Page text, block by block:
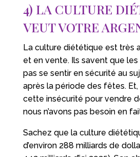
4) LA CULTURE
VEUT VOTRE
La culture diététique est très
et en vente. Ils savent que
pas se sentir en sécurité au
après la période des fêtes.
cette insécurité pour vendre
nous n’avons pas besoin en
Sachez que la culture
d’environ 288 milliards de